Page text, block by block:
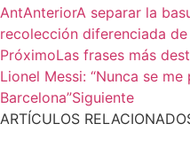
AntAnteriorA separar la
recolección diferenciada
PróximoLas frases más
Lionel Messi: “Nunca se
Barcelona”Siguiente
ARTÍCULOS